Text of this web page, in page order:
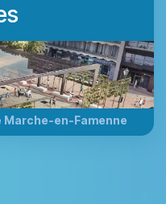
en-Famenne